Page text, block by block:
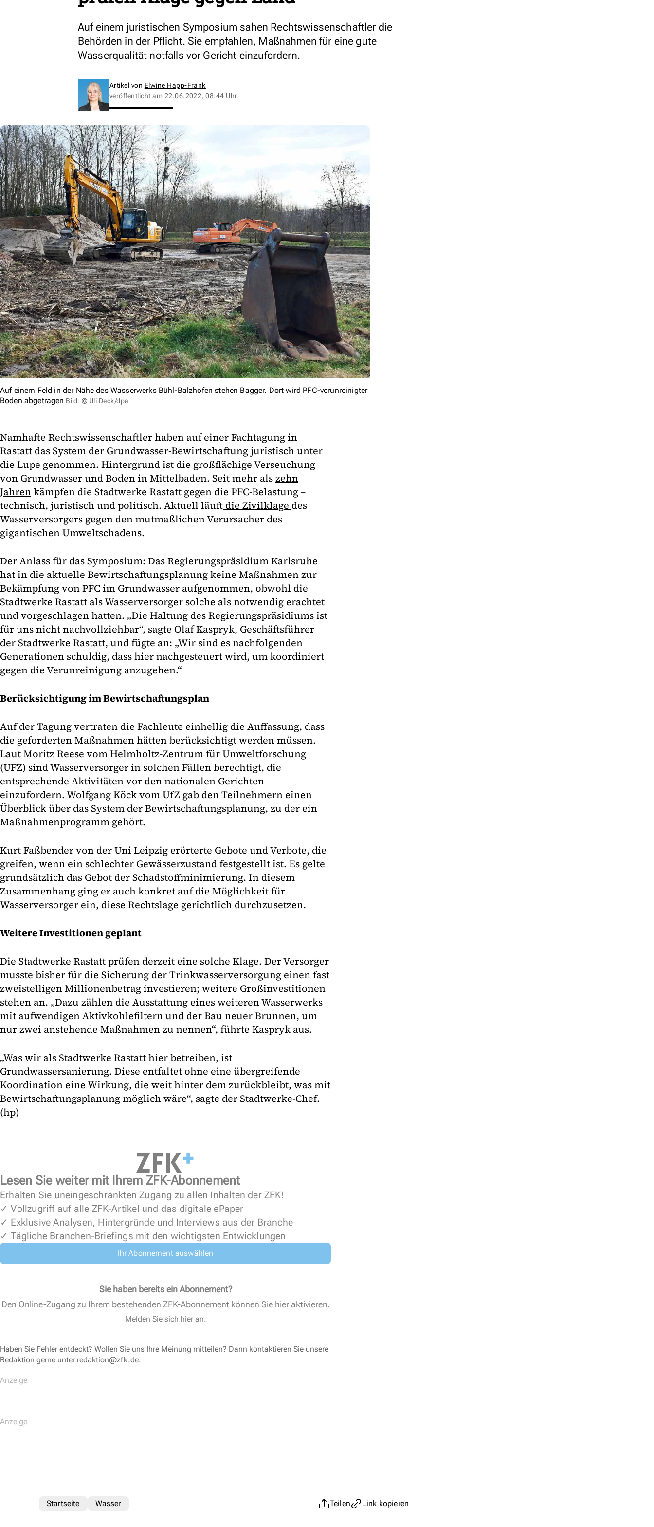
Auf einem juristischen Symposium sahen Rechtswissenschaftler die
Behörden in der Pflicht. Sie empfahlen, Maßnahmen für eine gute
Wasserqualität notfalls vor Gericht einzufordern.
Artikel von Elwine Happ-Frank
veröffentlicht am 22.06.2022, 08:44 Uhr
Auf einem Feld in der Nähe des Wasserwerks Bühl-Balzhofen stehen Bagger. Dort wird PFC-verunreinigter
Boden abgetragen Bild: © Uli Deck/dpa
Namhafte Rechtswissenschaftler haben auf einer Fachtagung in
Rastatt das System der Grundwasser-Bewirtschaftung juristisch unter
die Lupe genommen. Hintergrund ist die großflächige Verseuchung
von Grundwasser und Boden in Mittelbaden. Seit mehr alszehn
Jahrenkämpfen die Stadtwerke Rastatt gegen die PFC-Belastung –
technisch, juristisch und politisch. Aktuell läuft die Zivilklage des
Wasserversorgers gegen den mutmaßlichen Verursacher des
gigantischen Umweltschadens.
Der Anlass für das Symposium: Das Regierungspräsidium Karlsruhe
hat in die aktuelle Bewirtschaftungsplanung keine Maßnahmen zur
Bekämpfung von PFC im Grundwasser aufgenommen, obwohl die
Stadtwerke Rastatt als Wasserversorger solche als notwendig erachtet
und vorgeschlagen hatten. „Die Haltung des Regierungspräsidiums ist
für uns nicht nachvollziehbar“, sagte Olaf Kaspryk, Geschäftsführer
der Stadtwerke Rastatt, und fügte an: „Wir sind es nachfolgenden
Generationen schuldig, dass hier nachgesteuert wird, um koordiniert
gegen die Verunreinigung anzugehen.“
Berücksichtigung im Bewirtschaftungsplan
Auf der Tagung vertraten die Fachleute einhellig die Auffassung, dass
die geforderten Maßnahmen hätten berücksichtigt werden müssen.
Laut Moritz Reese vom Helmholtz-Zentrum für Umweltforschung
(UFZ) sind Wasserversorger in solchen Fällen berechtigt, die
entsprechende Aktivitäten vor den nationalen Gerichten
einzufordern. Wolfgang Köck vom UfZ gab den Teilnehmern einen
Überblick über das System der Bewirtschaftungsplanung, zu der ein
Maßnahmenprogramm gehört.
Kurt Faßbender von der Uni Leipzig erörterte Gebote und Verbote, die
greifen, wenn ein schlechter Gewässerzustand festgestellt ist. Es gelte
grundsätzlich das Gebot der Schadstoffminimierung. In diesem
Zusammenhang ging er auch konkret auf die Möglichkeit für
Wasserversorger ein, diese Rechtslage gerichtlich durchzusetzen.
Weitere Investitionen geplant
Die Stadtwerke Rastatt prüfen derzeit eine solche Klage. Der Versorger
musste bisher für die Sicherung der Trinkwasserversorgung einen fast
zweistelligen Millionenbetrag investieren; weitere Großinvestitionen
stehen an. „Dazu zählen die Ausstattung eines weiteren Wasserwerks
mit aufwendigen Aktivkohlefiltern und der Bau neuer Brunnen, um
nur zwei anstehende Maßnahmen zu nennen“, führte Kaspryk aus.
„Was wir als Stadtwerke Rastatt hier betreiben, ist
Grundwassersanierung. Diese entfaltet ohne eine übergreifende
Koordination eine Wirkung, die weit hinter dem zurückbleibt, was mit
Bewirtschaftungsplanung möglich wäre“, sagte der Stadtwerke-Chef.
(hp)
Lesen Sie weiter mit Ihrem ZFK-Abonnement
Erhalten Sie uneingeschränkten Zugang zu allen Inhalten der ZFK!
✓ Vollzugriff auf alle ZFK-Artikel und das digitale ePaper
✓ Exklusive Analysen, Hintergründe und Interviews aus der Branche
✓ Tägliche Branchen-Briefings mit den wichtigsten Entwicklungen
Ihr Abonnement auswählen
Sie haben bereits ein Abonnement?
Den Online-Zugang zu Ihrem bestehenden ZFK-Abonnement können Sie hier aktivieren.
Melden Sie sich hier an.
Haben Sie Fehler entdeckt? Wollen Sie uns Ihre Meinung mitteilen? Dann kontaktieren Sie unsere
Redaktion gerne unter redaktion@zfk.de.
Teilen Link kopieren
Startseite Wasser